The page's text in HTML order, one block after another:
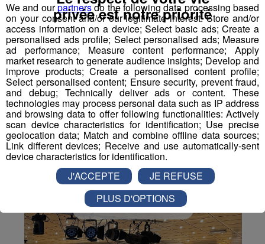
Partager sur Facebook
Partager sur Twitter
We and ourpartnersdo the following data processing based
on your consent and/or our legitimate interest: Store and/or
access information on a device; Select basic ads; Create a
personalised ads profile; Select personalised ads; Measure
ad performance; Measure content performance; Apply
market research to generate audience insights; Develop and
improve products; Create a personalised content profile;
Select personalised content; Ensure security, prevent fraud,
and debug; Technically deliver ads or content. These
technologies may process personal data such as IP address
and browsing data to offer following functionalities: Actively
scan device characteristics for identification; Use precise
geolocation data; Match and combine offline data sources;
Link different devices; Receive and use automatically-sent
device characteristics for identification.
privée est notre priorité
J'ACCEPTE
JE REFUSE
PLUS D'OPTIONS